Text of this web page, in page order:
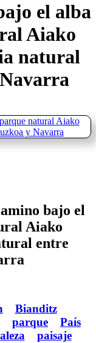
el alba
Aiako
natural
bajo el
Aiako
entre
Bianditz
parque
País
paisaje